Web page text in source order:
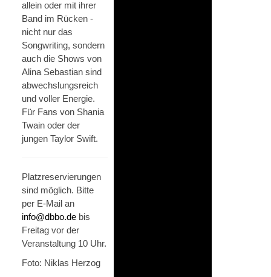
allein oder mit ihrer
Band im Rücken -
nicht nur das
Songwriting, sondern
auch die Shows von
Alina Sebastian sind
abwechslungsreich
und voller Energie.
Für Fans von Shania
Twain oder der
jungen Taylor Swift.
Platzreservierungen
sind möglich. Bitte
per E-Mail an
info@dbbo.de bis
Freitag vor der
Veranstaltung 10 Uhr.
Foto: Niklas Herzog